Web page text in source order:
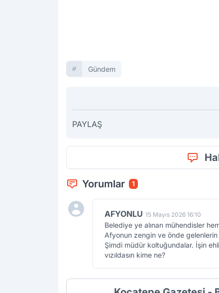
Gündem
PAYLAŞ
Yorumlar 1
AFYONLU 15 Mayıs 2026 16:10
Belediye ye alınan mühendisler
Afyonun zengin ve önde
Şimdi müdür koltuğundalar. İşin
vızıldasın kime ne?